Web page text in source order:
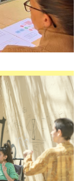
Baix